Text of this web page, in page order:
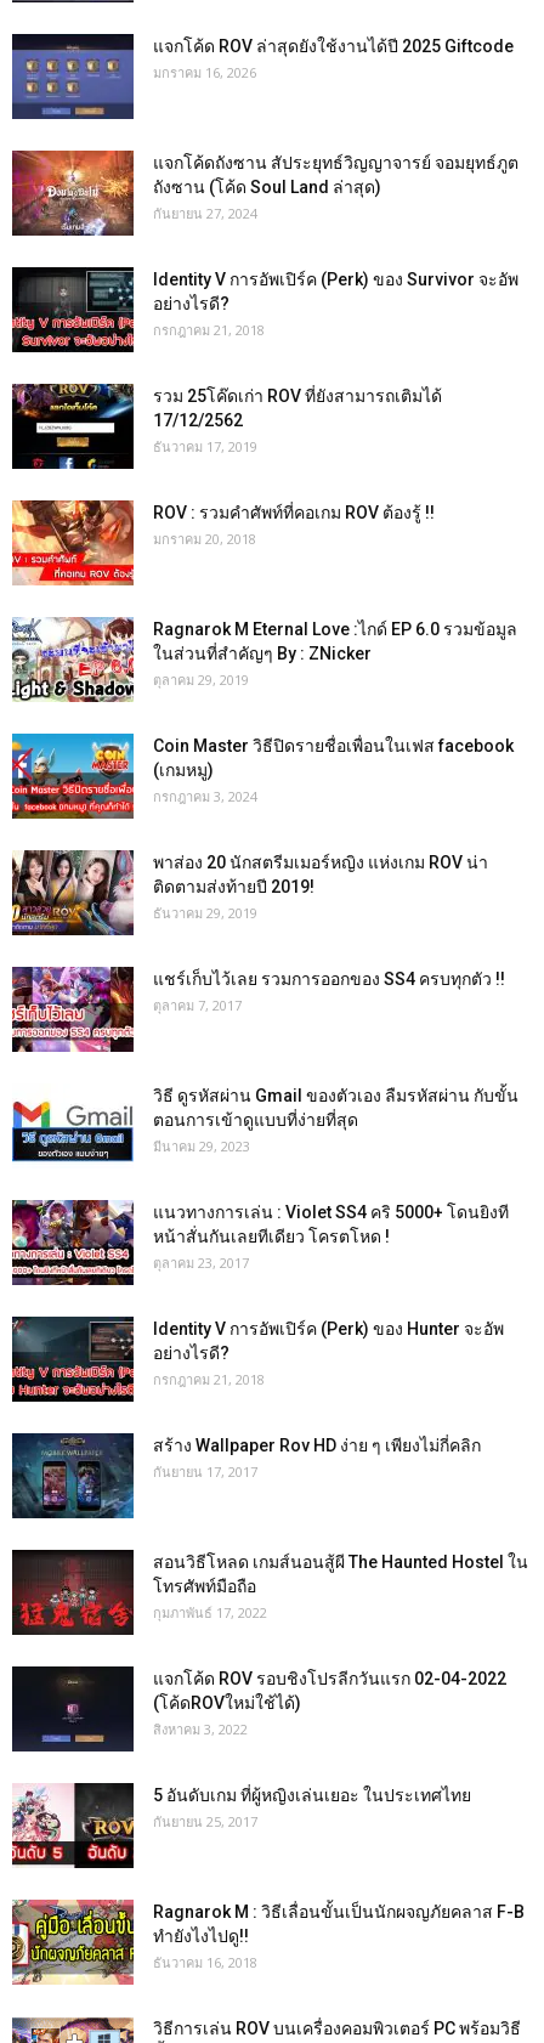
แจกโค้ด ROV ล่าสุดยังใช้งานได้ปี 2025 Giftcode
มกราคม 16, 2026
แจกโค้ดถังซาน สัประยุทธ์วิญญาจารย์ จอมยุทธ์ภูต
ถังซาน (โค้ด Soul Land ล่าสุด)
กันยายน 27, 2024
Identity V การอัพเปิร์ค (Perk) ของ Survivor จะอัพ
อย่างไรดี?
กรกฎาคม 21, 2018
รวม 25โค๊ดเก่า ROV ที่ยังสามารถเติมได้
17/12/2562
ธันวาคม 17, 2019
ROV : รวมคำศัพท์ที่คอเกม ROV ต้องรู้ !!
มกราคม 20, 2018
Ragnarok M Eternal Love :ไกด์ EP 6.0 รวมข้อมูล
ในส่วนที่สำคัญๆ By : ZNicker
ตุลาคม 29, 2019
Coin Master วิธีปิดรายชื่อเพื่อนในเฟส facebook
(เกมหมู)
กรกฎาคม 3, 2024
พาส่อง 20 นักสตรีมเมอร์หญิง แห่งเกม ROV น่า
ติดตามส่งท้ายปี 2019!
ธันวาคม 29, 2019
แชร์เก็บไว้เลย รวมการออกของ SS4 ครบทุกตัว !!
ตุลาคม 7, 2017
วิธี ดูรหัสผ่าน Gmail ของตัวเอง ลืมรหัสผ่าน กับขั้น
ตอนการเข้าดูแบบที่ง่ายที่สุด
มีนาคม 29, 2023
แนวทางการเล่น : Violet SS4 คริ 5000+ โดนยิงที
หน้าสั่นกันเลยทีเดียว โครตโหด !
ตุลาคม 23, 2017
Identity V การอัพเปิร์ค (Perk) ของ Hunter จะอัพ
อย่างไรดี?
กรกฎาคม 21, 2018
สร้าง Wallpaper Rov HD ง่าย ๆ เพียงไม่กี่คลิก
กันยายน 17, 2017
สอนวิธีโหลด เกมส์นอนสู้ผี The Haunted Hostel ใน
โทรศัพท์มือถือ
กุมภาพันธ์ 17, 2022
แจกโค้ด ROV รอบชิงโปรลีกวันแรก 02-04-2022
(โค้ดROVใหม่ใช้ได้)
สิงหาคม 3, 2022
5 อันดับเกม ที่ผู้หญิงเล่นเยอะ ในประเทศไทย
กันยายน 25, 2017
Ragnarok M : วิธีเลื่อนขั้นเป็นนักผจญภัยคลาส F-B
ทำยังไงไปดู!!
ธันวาคม 16, 2018
วิธีการเล่น ROV บนเครื่องคอมพิวเตอร์ PC พร้อมวิธี